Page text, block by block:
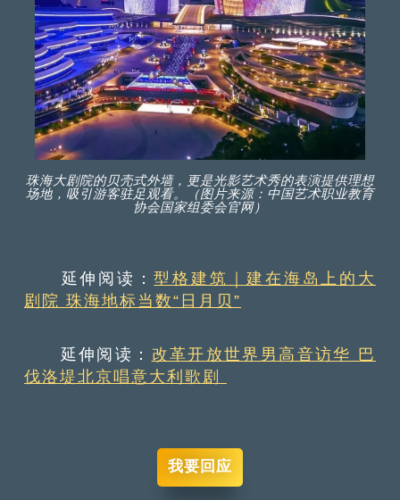
珠海大剧院的贝壳式外墙，更是光影艺术秀的表演提供理想
场地，吸引游客驻足观看。（图片来源：中国艺术职业教育
协会国家组委会官网）
延伸阅读：型格建筑｜建在海岛上的大
剧院 珠海地标当数“日月贝”
延伸阅读： 改革开放世界男高音访华 巴
伐洛堤北京唱意大利歌剧
我要回应